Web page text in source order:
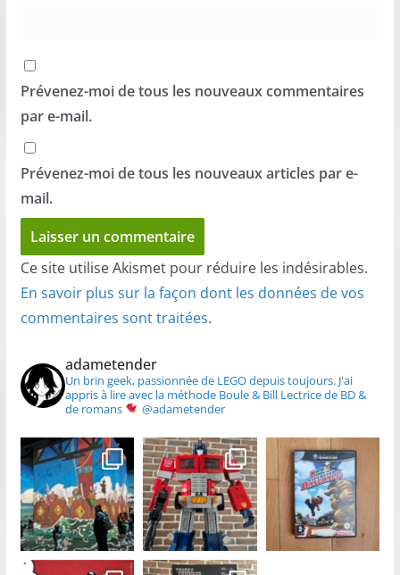
Prévenez-moi de tous les nouveaux commentaires
par e-mail.
Prévenez-moi de tous les nouveaux articles par e-
mail.
Ce site utilise Akismet pour réduire les indésirables.
En savoir plus sur la façon dont les données de vos
commentaires sont traitées.
adametender
Un brin geek, passionnée de LEGO depuis toujours.J'ai
appris à lire avec la méthode Boule & Bill Lectrice de BD &
de romans
@adametender